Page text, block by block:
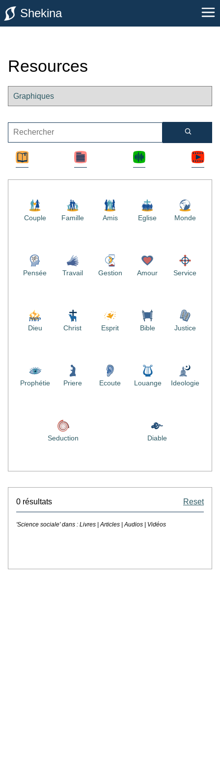
Shekina
Resources
Couple Famille Amis Eglise Monde
Pensée Travail Gestion Amour Service
Dieu Christ Esprit Bible Justice
Prophétie Priere Ecoute Louange Ideologie
Seduction Diable
0 résultats Reset
'Science sociale' dans : Livres | Articles | Audios | Vidéos